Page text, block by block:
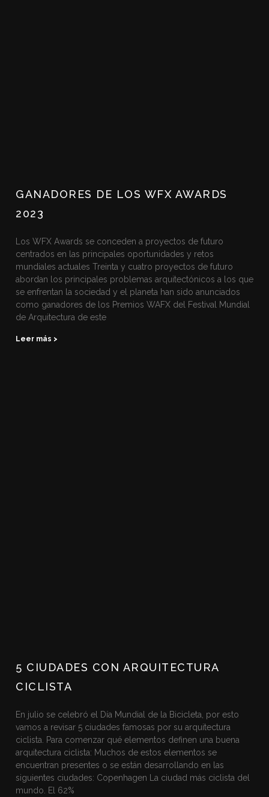
GANADORES DE LOS WFX AWARDS
2023
Los WFX Awards se conceden a proyectos de futuro
centrados en las principales oportunidades y retos
mundiales actuales Treinta y cuatro proyectos de futuro
abordan los principales problemas arquitectónicos a los que
se enfrentan la sociedad y el planeta han sido anunciados
como ganadores de los Premios WAFX del Festival Mundial
de Arquitectura de este
Leer más >
5 CIUDADES CON ARQUITECTURA
CICLISTA
En julio se celebró el Día Mundial de la Bicicleta, por esto
vamos a revisar 5 ciudades famosas por su arquitectura
ciclista. Para comenzar qué elementos definen una buena
arquitectura ciclista: Muchos de estos elementos se
encuentran presentes o se están desarrollando en las
siguientes ciudades: Copenhagen La ciudad más ciclista del
mundo. El 62%